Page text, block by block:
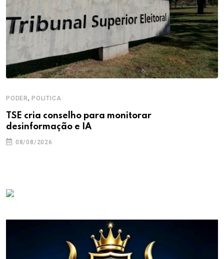
PODER, POLITICA
TSE cria conselho para monitorar
desinformação e IA
08/08/2026